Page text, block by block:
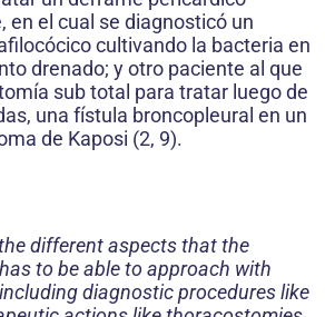
en el cual se diagnosticó un
cultivando la bacteria en
drenado; y otro paciente al que
sub total para tratar luego de
una fístula broncopleural en un
de Kaposi (2, 9).
different aspects that the
to be able to approach with
diagnostic procedures like